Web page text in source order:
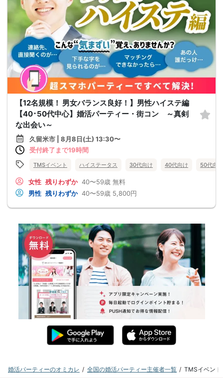
【12名規模！ 男女バランス良好！】男性ハイステ編
【40･50代中心】婚活パーティー・街コン ～真剣
な出会い～
久留米市 | 8月8日(土) 13:30〜
受付終了まで19時間
TMSイベント ハイステータス 30代向け 40代向け 50代向け
女性 残りわずか 40〜59歳 無料
男性 残りわずか 40〜59歳 5,800円
婚活パーティーのオミカレ 全国の婚活パーティー主催者一覧 TMSイベント